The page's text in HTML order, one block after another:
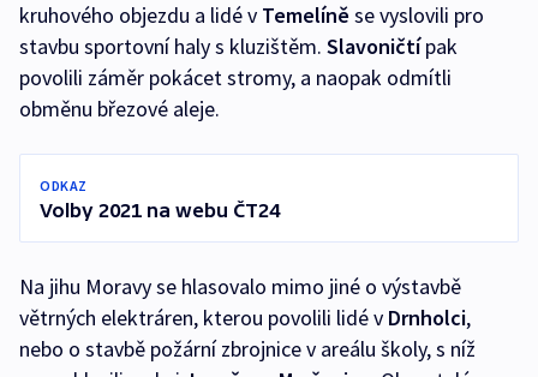
kruhového objezdu a lidé v Temelíně se vyslovili pro
stavbu sportovní haly s kluzištěm. Slavoničtípak
povolili záměr pokácet stromy, a naopak odmítli
obměnu březové aleje.
ODKAZ
Volby 2021 na webu ČT24
Na jihu Moravy se hlasovalo mimo jiné o výstavbě
větrných elektráren, kterou povolili lidé v Drnholci,
nebo o stavbě požární zbrojnice v areálu školy, s níž